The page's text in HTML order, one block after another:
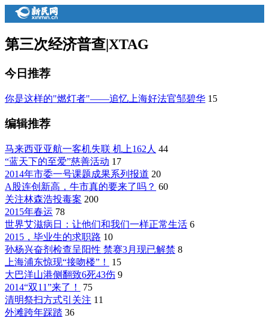
第三次经济普查|XTAG
今日推荐
你是这样的"燃灯者"——追忆上海好法官邹碧华 15
编辑推荐
马来西亚亚航一客机失联 机上162人 44
“蓝天下的至爱”慈善活动 17
2014年市委一号课题成果系列报道 20
A股连创新高，牛市真的要来了吗？ 60
关注林森浩投毒案 200
2015年春运 78
世界艾滋病日：让他们和我们一样正常生活 6
2015，毕业生的求职路 10
孙杨兴奋剂检查呈阳性 禁赛3月现已解禁 8
上海浦东惊现“接吻楼”！
15
大巴洋山港侧翻致6死43伤 9
2014“双11”来了！
75
清明祭扫方式引关注 11
外滩跨年踩踏 36